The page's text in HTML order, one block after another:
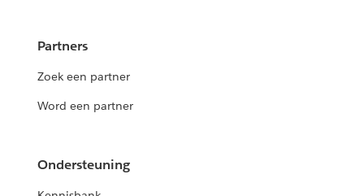
Partners
Zoek een partner
Word een partner
Ondersteuning